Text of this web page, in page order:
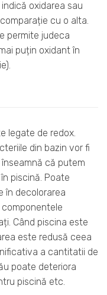
oxidarea sau
cu o alta.
permite judeca
puțin oxidant în
legate de redox.
din bazin vor fi
că putem
piscină. Poate
în decolorarea
Când piscina este
este redusă ceea
a cantitatii de
poate deteriora
piscină etc.